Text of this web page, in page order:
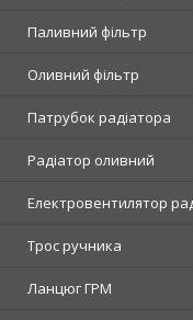
Паливний фільтр
Оливний фільтр
Патрубок радіатора
Радіатор оливний
Електровентилятор
Трос ручника
Ланцюг ГРМ